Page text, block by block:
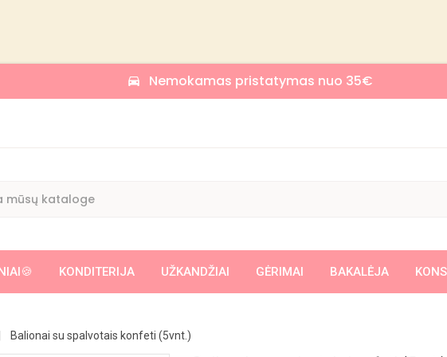
time_to_leave Nemokamas pristatymas nuo 35€
KONDITERIJA UŽKANDŽIAI GĖRIMAI BAKALĖJA
Balionai su spalvotais konfeti (5vnt.)